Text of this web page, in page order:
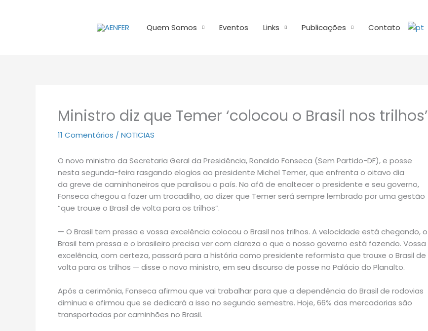
Quem Somos Eventos Links Publicações Contato
Ministro diz que Temer ‘colocou o Brasil nos trilhos’
11 Comentários / NOTICIAS
O novo ministro da Secretaria Geral da Presidência, Ronaldo Fonseca (Sem Partido-DF), e posse
nesta segunda-feira rasgando elogios ao presidente Michel Temer, que enfrenta o oitavo dia
da greve de caminhoneiros que paralisou o país. No afã de enaltecer o presidente e seu governo,
Fonseca chegou a fazer um trocadilho, ao dizer que Temer será sempre lembrado por uma gestão
“que trouxe o Brasil de volta para os trilhos”.
— O Brasil tem pressa e vossa excelência colocou o Brasil nos trilhos. A velocidade está chegando, o
Brasil tem pressa e o brasileiro precisa ver com clareza o que o nosso governo está fazendo. Vossa
excelência, com certeza, passará para a história como presidente reformista que trouxe o Brasil de
volta para os trilhos — disse o novo ministro, em seu discurso de posse no Palácio do Planalto.
Após a cerimônia, Fonseca afirmou que vai trabalhar para que a dependência do Brasil de rodovias
diminua e afirmou que se dedicará a isso no segundo semestre. Hoje, 66% das mercadorias são
transportadas por caminhões no Brasil.